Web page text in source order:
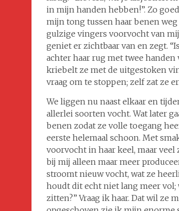
in mijn handen hebben!”. Zo
mijn tong tussen haar benen
gulzige vingers voorvocht van
geniet er zichtbaar van en zegt.
achter haar rug met twee
kriebelt ze met de uitgestoken
vraag om te stoppen; zelf zat ze
We liggen nu naast elkaar en
allerlei soorten vocht. Wat later
benen zodat ze volle toegang
eerste helemaal schoon. Met
voorvocht in haar keel, maar
bij mij alleen maar meer
stroomt nieuw vocht, wat ze
houdt dit echt niet lang meer
zitten?” Vraag ik haar. Dat wil ze